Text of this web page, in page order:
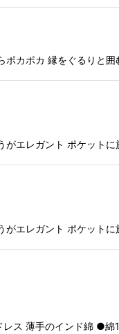
カポカ 縁をぐるりと
うがエレガント ポ
がエレガント ポケ
ドレス 薄手のインド綿